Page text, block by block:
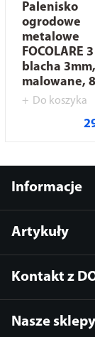
Palenisko
ogrodowe
metalowe
FOCOLARE 3
blacha 3mm,
malowane,
Do koszyka
Informacje
Artykuły
Kontakt z
Nasze